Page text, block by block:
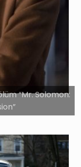
“Mr. Solomon: